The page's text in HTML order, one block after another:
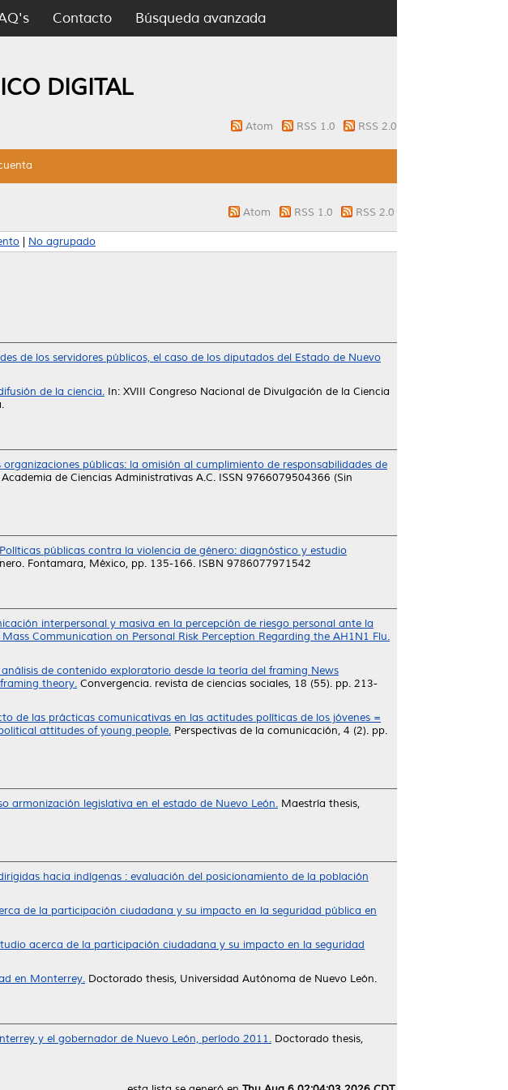
Contacto Búsqueda avanzada
DIGITAL
Atom RSS 1.0 RSS 2.0
Atom RSS 1.0 RSS 2.0
No agrupado
de los servidores públicos, el caso de los diputados del Estado de Nuevo
de la ciencia. In: XVIII Congreso Nacional de Divulgación de la Ciencia
organizaciones públicas: la omisión al cumplimiento de responsabilidades de
de Ciencias Administrativas A.C. ISSN 9766079504366 (Sin
Políticas públicas contra la violencia de género: diagnóstico y estudio
Fontamara, México, pp. 135-166. ISBN 9786077971542
interpersonal y masiva en la percepción de riesgo personal ante la
Communication on Personal Risk Perception Regarding the AH1N1 Flu.
de contenido exploratorio desde la teoría del framing News
theory. Convergencia. revista de ciencias sociales, 18 (55). pp. 213-
de las prácticas comunicativas en las actitudes políticas de los jóvenes =
attitudes of young people. Perspectivas de la comunicación, 4 (2). pp.
armonización legislativa en el estado de Nuevo León. Maestría thesis,
hacia indígenas : evaluación del posicionamiento de la población
de la participación ciudadana y su impacto en la seguridad pública en
acerca de la participación ciudadana y su impacto en la seguridad
en Monterrey. Doctorado thesis, Universidad Autónoma de Nuevo León.
y el gobernador de Nuevo León, período 2011. Doctorado thesis,